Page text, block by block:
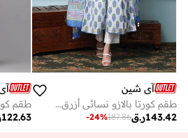
آي شين
طقم كورتا بالازو نسائي أزرق قطن % بتصميم ذاتي بطول كامل
ر.ق143.42
187.86
-24%
122.63